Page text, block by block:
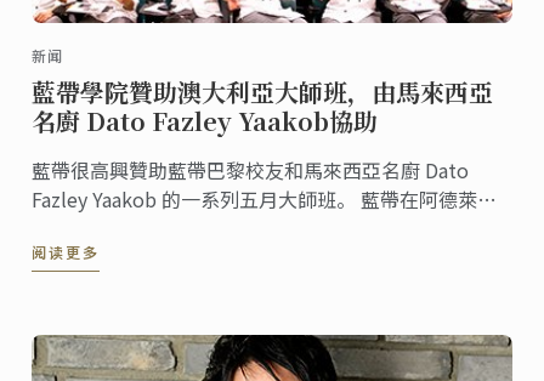
新闻
藍帶學院贊助澳大利亞大師班，由馬來西亞
名廚 Dato Fazley Yaakob協助
藍帶很高興贊助藍帶巴黎校友和馬來西亞名廚 Dato
Fazley Yaakob 的一系列五月大師班。 藍帶在阿德萊德,
樂並且樂於模仿他的菜品。
阅读更多